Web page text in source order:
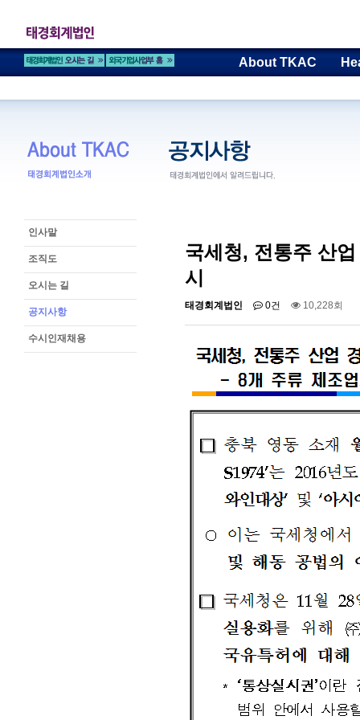
About TKAC
인사말
조직도
오시는 길
공지사항
수시인재채용
국세청, 전통주 산
시
태경회계법인 0건 10,228회